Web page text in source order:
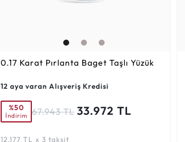
0.17 Karat Pırlanta Baget Taşlı Yüzük
12 aya varan Alışveriş Kredisi
%50
İndirim 67.943 TL 33.972 TL
12.177 TL x 3 taksit